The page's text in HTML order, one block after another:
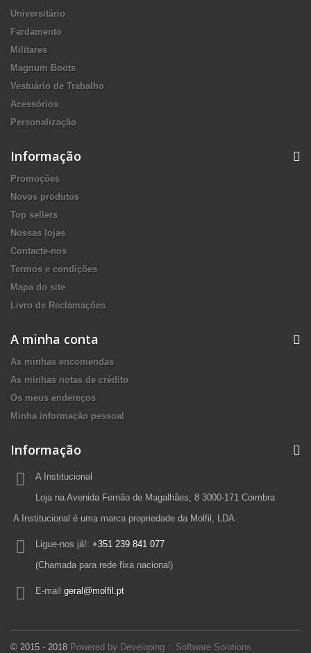
Universitário
Fardamento
Militares
Magnum Boots
Vestuário de Trabalho
Acessórios
Personalização
Informação
Promoções
Novos produtos
Top sellers
Nossas lojas
Contacte-nos
Termos e condições
Mapa do site
Livro de Reclamações
© 2015 - 2018 Powered by Developing :: Software Solutions
A minha conta
As minhas encomendas
As minhas notas de crédito
Os meus endereços
Minha informação pessoal
Informação
A Institucional
Loja na Avenida Fernão de Magalhães, 8 3000-171 Coimbra
A Institucional é uma marca propriedade da Molfil, LDA
Ligue-nos já!: +351 239 841 077
(Chamada para rede fixa nacional)
E-mail geral@molfil.pt